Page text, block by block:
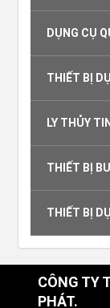
DỤNG CỤ
THIẾT BỊ
LY THỦY
THIẾT BỊ
THIẾT BỊ
CÔNG TY
PHÁT.